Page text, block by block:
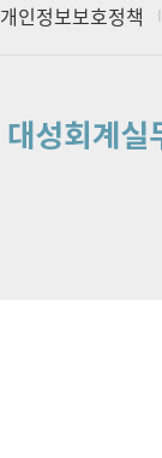
개인정보보호정책